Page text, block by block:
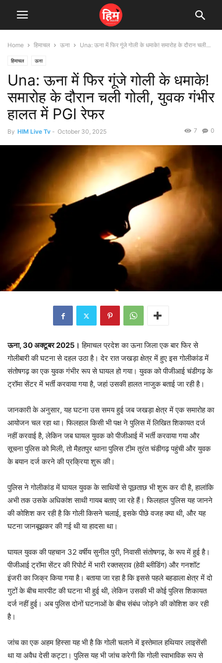
Home हिमाचल ऊना Una: ऊना में फिर गूंजे गोली के धमाके! समारोह के दौरान चली...
हिमाचल ऊना
Una: ऊना में फिर गूंजे गोली के धमाके!
समारोह के दौरान चली गोली, युवक गंभीर
हालत में PGI रेफर
By HIM Live Tv - October 30, 2025 0
7
ऊना, 30 अक्टूबर 2025। हिमाचल प्रदेश का ऊना जिला एक बार फिर से
गोलीबारी की घटना से दहल उठा है। देर रात जखड़ा क्षेत्र में हुए इस गोलीकांड में
संतोषगढ़ का एक युवक गंभीर रूप से घायल हो गया। युवक को पीजीआई चंडीगढ़ के
ट्रॉमा सेंटर में भर्ती करवाया गया है, जहां उसकी हालत नाजुक बताई जा रही है।
जानकारी के अनुसार, यह घटना उस समय हुई जब जखड़ा क्षेत्र में एक समारोह का
आयोजन चल रहा था। फिलहाल किसी भी पक्ष ने पुलिस में लिखित शिकायत दर्ज
नहीं करवाई है, लेकिन जब घायल युवक को पीजीआई में भर्ती करवाया गया और
सूचना पुलिस को मिली, तो मैहतपुर थाना पुलिस टीम तुरंत चंडीगढ़ पहुंची और युवक
के बयान दर्ज करने की प्रक्रिया शुरू की।
पुलिस ने गोलीकांड में घायल युवक के साथियों से पूछताछ भी शुरू कर दी है, हालांकि
अभी तक उसके अधिकांश साथी गायब बताए जा रहे हैं। फिलहाल पुलिस यह जानने
की कोशिश कर रही है कि गोली किसने चलाई, इसके पीछे वजह क्या थी, और यह
घटना जानबूझकर की गई थी या हादसा था।
घायल युवक की पहचान 32 वर्षीय सुनील पुरी, निवासी संतोषगढ़, के रूप में हुई है।
पीजीआई ट्रॉमा सेंटर की रिपोर्ट में भारी रक्तस्राव (हेवी ब्लीडिंग) और गनशॉट
इंजरी का जिक्र किया गया है। बताया जा रहा है कि इससे पहले बहडाला क्षेत्र में दो
गुटों के बीच मारपीट की घटना भी हुई थी, लेकिन उसकी भी कोई पुलिस शिकायत
दर्ज नहीं हुई। अब पुलिस दोनों घटनाओं के बीच संबंध जोड़ने की कोशिश कर रही
है।
जांच का एक अहम हिस्सा यह भी है कि गोली चलाने में इस्तेमाल हथियार लाइसेंसी
था या अवैध देसी कट्टा। पुलिस यह भी जांच करेगी कि गोली स्वाभाविक रूप से